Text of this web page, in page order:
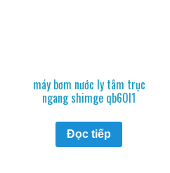
máy bơm nước ly tâm trục
ngang shimge qb60l1
Đọc tiếp